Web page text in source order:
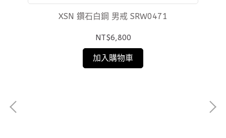
XSN 鑽石白鋼 男戒 SRW0471
NT$6,800
加入購物車